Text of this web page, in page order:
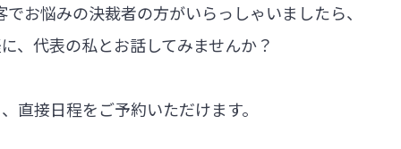
お悩みの決裁者の方がいらっしゃいましたら、
、代表の私とお話してみませんか？
直接日程をご予約いただけます。